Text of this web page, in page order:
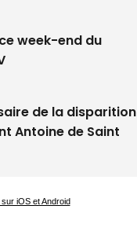
week-end du
de la disparition
Antoine de Saint